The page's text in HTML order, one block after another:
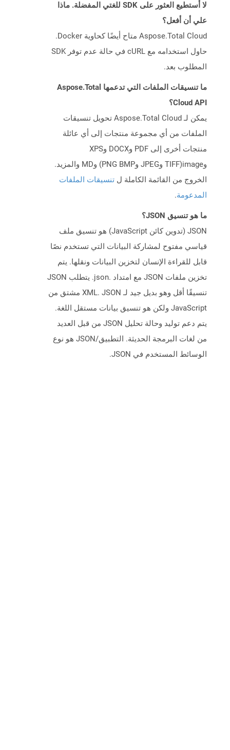
لا أستطيع العثور على SDK للغتي المفضلة. ماذا
علي أن أفعل؟
Aspose.Total Cloud متاح أيضًا كحاوية Docker.
حاول استخدامه مع cURL في حالة عدم توفر SDK
المطلوب بعد.
ما تنسيقات الملفات التي تدعمها Aspose.Total
Cloud API؟
يمكن لـ Aspose.Total Cloud تحويل تنسيقات
الملفات من أي مجموعة منتجات إلى أي عائلة
منتجات أخرى إلى PDF وDOCX وXPS
وimage(TIFF وJPEG وPNG BMP) وMD والمزيد.
الخروج من القائمة الكاملة ل تنسيقات الملفات
المدعومة.
ما هو تنسيق JSON؟
JSON (تدوين كائن JavaScript) هو تنسيق ملف
قياسي مفتوح لمشاركة البيانات التي تستخدم نصًا
قابل للقراءة الإنسان لتخزين البيانات ونقلها. يتم
تخزين ملفات JSON مع امتداد .json. يتطلب JSON
تنسيقًا أقل وهو بديل جيد لـ XML. JSON مشتق من
JavaScript ولكن هو تنسيق بيانات مستقل اللغة.
يتم دعم توليد وحالة تحليل JSON من قبل العديد
من لغات البرمجة الحديثة. التطبيق/JSON هو نوع
الوسائط المستخدم في JSON.